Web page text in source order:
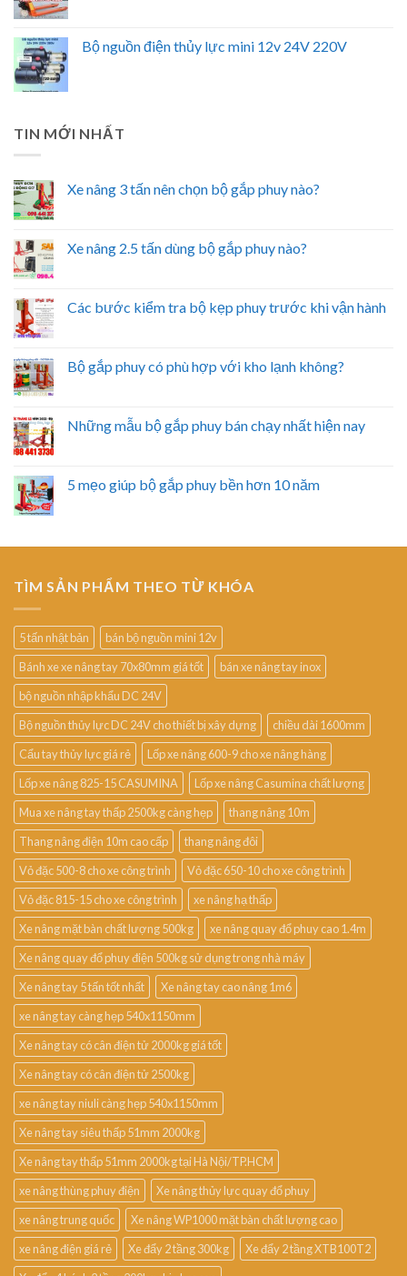
Bộ nguồn điện thủy lực mini 12v 24V 220V
TIN MỚI NHẤT
Xe nâng 3 tấn nên chọn bộ gắp phuy nào?
Xe nâng 2.5 tấn dùng bộ gắp phuy nào?
Các bước kiểm tra bộ kẹp phuy trước khi vận hành
Bộ gắp phuy có phù hợp với kho lạnh không?
Những mẫu bộ gắp phuy bán chạy nhất hiện nay
5 mẹo giúp bộ gắp phuy bền hơn 10 năm
TÌM SẢN PHẨM THEO TỪ KHÓA
5 tấn nhật bản
bán bộ nguồn mini 12v
Bánh xe xe nâng tay 70x80mm giá tốt
bán xe nâng tay inox
bộ nguồn nhập khẩu DC 24V
Bộ nguồn thủy lực DC 24V cho thiết bị xây dựng
chiều dài 1600mm
Cẩu tay thủy lực giá rẻ
Lốp xe nâng 600-9 cho xe nâng hàng
Lốp xe nâng 825-15 CASUMINA
Lốp xe nâng Casumina chất lượng
Mua xe nâng tay thấp 2500kg càng hẹp
thang nâng 10m
Thang nâng điện 10m cao cấp
thang nâng đôi
Vỏ đặc 500-8 cho xe công trình
Vỏ đặc 650-10 cho xe công trình
Vỏ đặc 815-15 cho xe công trình
xe nâng hạ thấp
Xe nâng mặt bàn chất lượng 500kg
xe nâng quay đổ phuy cao 1.4m
Xe nâng quay đổ phuy điện 500kg sử dụng trong nhà máy
Xe nâng tay 5 tấn tốt nhất
Xe nâng tay cao nâng 1m6
xe nâng tay càng hẹp 540x1150mm
Xe nâng tay có cân điện tử 2000kg giá tốt
Xe nâng tay có cân điện tử 2500kg
xe nâng tay niuli càng hẹp 540x1150mm
Xe nâng tay siêu thấp 51mm 2000kg
Xe nâng tay thấp 51mm 2000kg tại Hà Nội/TP.HCM
xe nâng thùng phuy điện
Xe nâng thủy lực quay đổ phuy
xe nâng trung quốc
Xe nâng WP1000 mặt bàn chất lượng cao
xe nâng điện giá rẻ
Xe đẩy 2 tầng 300kg
Xe đẩy 2 tầng XTB100T2